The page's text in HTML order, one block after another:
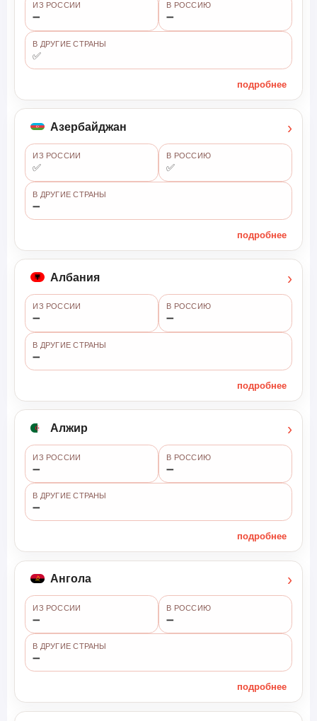
ИЗ РОССИИ
➖
В РОССИЮ
➖
В ДРУГИЕ СТРАНЫ
✅
подробнее
Азербайджан ›
ИЗ РОССИИ
✅
В РОССИЮ
✅
В ДРУГИЕ СТРАНЫ
➖
подробнее
Албания ›
ИЗ РОССИИ
➖
В РОССИЮ
➖
В ДРУГИЕ СТРАНЫ
➖
подробнее
Алжир ›
ИЗ РОССИИ
➖
В РОССИЮ
➖
В ДРУГИЕ СТРАНЫ
➖
подробнее
Ангола ›
ИЗ РОССИИ
➖
В РОССИЮ
➖
В ДРУГИЕ СТРАНЫ
➖
подробнее